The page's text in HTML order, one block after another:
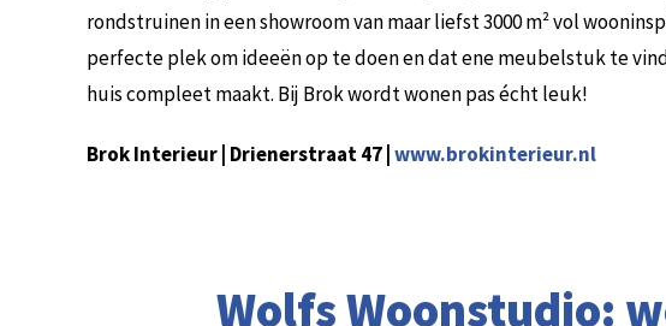
rondstruinen in een showroom van maar liefst 3000 m² vol
perfecte plek om ideeën op te doen en dat ene meubelstuk te
huis compleet maakt. Bij Brok wordt wonen pas écht leuk!
Brok Interieur | Drienerstraat 47 | www.brokinterieur.nl
Wolfs Woonstudio: